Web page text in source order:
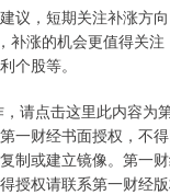
议，短期关注补涨方
补涨的机会更值得关
个股等。
请点击这里此内容为
一财经书面授权，不
制或建立镜像。第一
授权请联系第一财经版